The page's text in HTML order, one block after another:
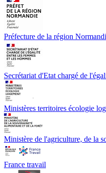
Préfecture de la région
Secrétariat d'Etat chargé de
Ministères territoires écologie
Ministère de l'agriculture, de la
France travail